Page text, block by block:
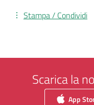
Stampa / Condividi
Scarica la
App